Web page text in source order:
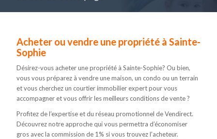
Acheter ou vendre une propriété à Sainte-
Sophie
Désirez-vous acheter une propriété à Sainte-Sophie? Ou bien,
vous vous préparez à vendre une maison, un condo ou un terrain
et vous cherchez un courtier immobilier expert pour vous
accompagner et vous offrir les meilleurs conditions de vente ?
Profitez de l’expertise et du réseau promotionnel de Vendirect.
Découvrez notre approche qui vous permettra d’économiser
gros avec la commission de 1% si vous trouvez l’acheteur.